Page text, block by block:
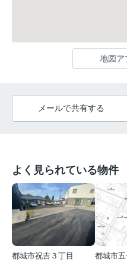
地図ア
メールで共有する
よく見られている物件
都城市祝吉３丁目
都城市